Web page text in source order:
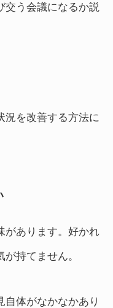
交う会議になるか説
況を改善する方法に
があります。好かれ
持てません。
自体がなかなかあり